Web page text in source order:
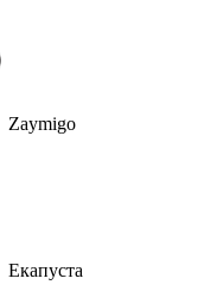
Zaymigo
Екапуста